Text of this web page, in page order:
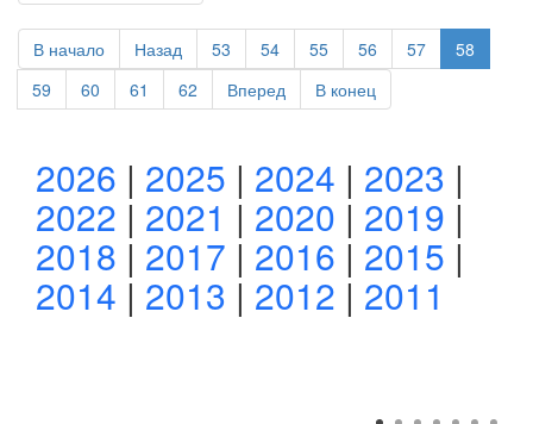
В начало Назад 53 54 55 56 57
58
59
60 61 62 Вперед В конец
2026 | 2025 | 2024 | 2023 |
2022 | 2021 | 2020 | 2019 |
2018 | 2017 | 2016 | 2015 |
2014 | 2013 | 2012 | 2011